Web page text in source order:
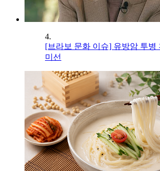
4.
[브라보 문화 이슈] 유방암 투병
미선